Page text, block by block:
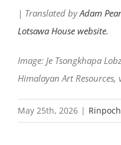
| Translated byAdam
Lotsawa House website.
Image: Je Tsongkhapa
Himalayan Art Resources,
May 25th, 2026 |